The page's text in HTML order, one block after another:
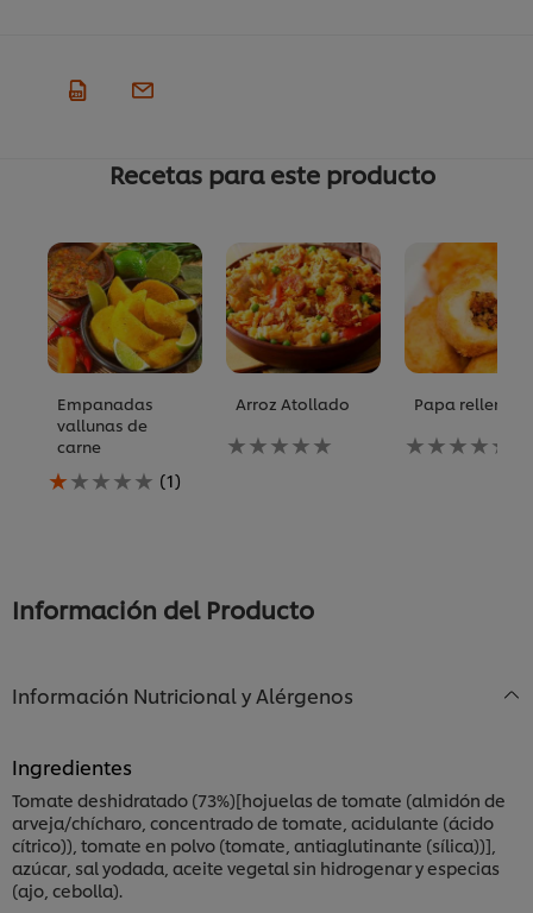
Recetas para este producto
Empanadas
vallunas de
carne
La
calificación
de
de
1
calificaciones.
(1)
Arroz Atollado
No
se
Papa rellena
No
se
Información del Producto
Información Nutricional y Alérgenos
Ingredientes
Tomate deshidratado (73%)[hojuelas de tomate (almidón de
arveja/chícharo, concentrado de tomate, acidulante (ácido
cítrico)), tomate en polvo (tomate, antiaglutinante (sílica))],
azúcar, sal yodada, aceite vegetal sin hidrogenar y especias
(ajo, cebolla).